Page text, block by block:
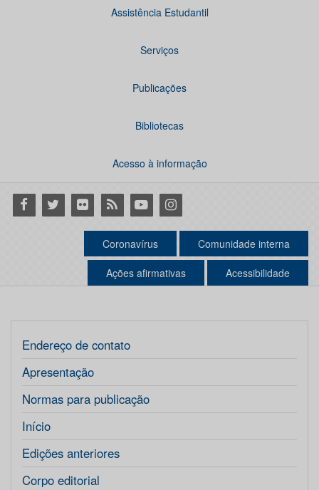
Assistência Estudantil
Serviços
Publicações
Bibliotecas
Acesso à informação
Facebook
Twitter Flickr RSS YoutubeInstagram
Coronavírus Comunidade interna
Ações afirmativas Acessibilidade
Endereço de contato
Apresentação
Normas para publicação
Início
Edições anteriores
Corpo editorial